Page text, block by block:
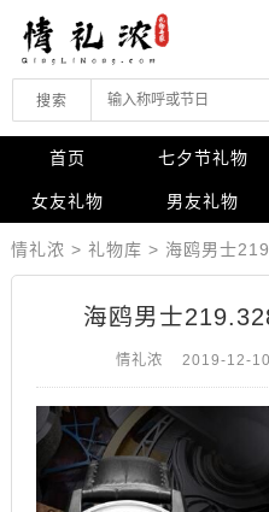
搜索
首页 七夕节礼物
女友礼物 男友礼物
情礼浓 > 礼物库 > 海鸥男士
海鸥男士
情礼浓 2019-12-